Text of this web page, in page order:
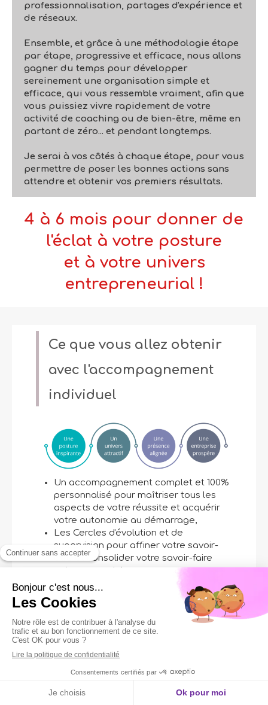
Appeler Localisation
professionnalisation, partages d'expérience et
de réseaux.
Ensemble, et grâce à une méthodologie étape
par étape, progressive et efficace, nous allons
gagner du temps pour développer
sereinement une organisation simple et
efficace, qui vous ressemble vraiment, afin que
vous puissiez vivre rapidement de votre
activité de coaching ou de bien-être, même en
partant de zéro... et pendant longtemps.
Je serai à vos côtés à chaque étape, pour vous
permettre de poser les bonnes actions sans
attendre et obtenir vos premiers résultats.
4 à 6 mois pour donner de
l'éclat à votre posture
et à votre univers
entrepreneurial !
Ce que vous allez obtenir
avec l'accompagnement
individuel
Un accompagnement complet et 100%
personnalisé pour maîtriser tous les
aspects de votre réussite et acquérir
votre autonomie au démarrage,
Les Cercles d'évolution et de
supervision pour affiner votre savoir-
être et consolider votre savoir-faire
Nous allons ensemble révéler votre
posture de vrai.e professionnel.le de
l'accompagnement et du bien-être, et
votre univers unique et impactant,
Vous appendrez à gérer votre être et
vos actions
Vous mettrez en place une
pour gérer et optimiser votre activité,